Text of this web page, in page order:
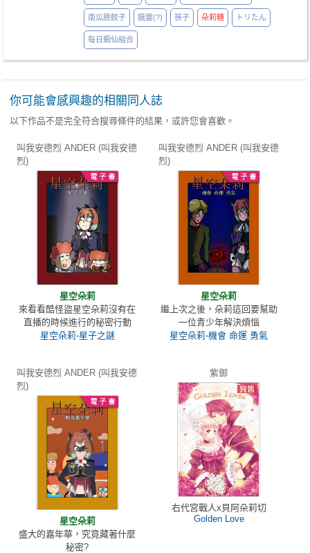
南瓜臉餃子 餓靈(?) 筷子 朵莉糖 トリたん
每日蝦仙組合
你可能會感興趣的相關同人誌
以下作品不是完全符合搜尋條件的結果，或許您會喜歡。
叫我安德烈 ANDER (叫我安德
烈)
星空朵莉
來看看酷怪盜星空朵莉沒有在
直播的時候進行的秘密行動
星空朵莉-星子之謎
叫我安德烈 ANDER (叫我安德
烈)
星空朵莉
繼上次之後，朵莉這回要幫助
一位青少年解決煩惱
星空朵莉-機會 命運 勇氣
叫我安德烈 ANDER (叫我安德
烈)
星空朵莉
盛大的嘉年華，究竟藏著什麼
秘密?
紫御
右代宮戰人x貝阿朵莉切
Golden Love